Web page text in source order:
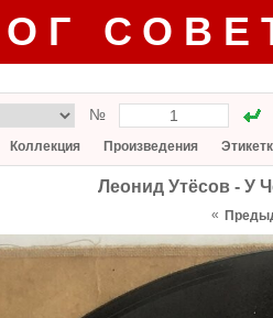
№
Коллекция Произведения
Леонид Утёсов - У
«